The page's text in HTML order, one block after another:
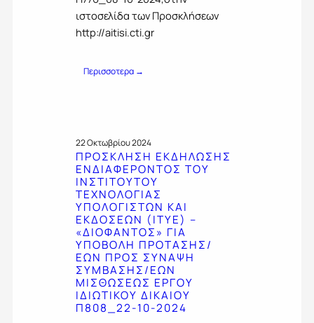
Υ
Π
Ο
Τ
Α
Σ
Η
Σ
Ε
Ω
Ν
Π
Ρ
Ο
Σ
Σ
Η
Ε
Ρ
Ο
Ν
Τ
Ο
Σ
Τ
Ο
Υ
Ν
Σ
Τ
ιστοσελίδα των Προσκλήσεων
http://aitisi.cti.gr
Περισσοτερα →
Ε
Ρ
Ω
Σ
Η
Π
Ο
Σ
Τ
Ο
Υ
Σ
Υ
22 Οκτωβρίου 2024
ΠΡΟΣΚΛΗΣΗ ΕΚΔΗΛΩΣΗΣ
ΕΝΔΙΑΦΕΡΟΝΤΟΣ ΤΟΥ
ΙΝΣΤΙΤΟΥΤΟΥ
ΤΕΧΝΟΛΟΓΙΑΣ
ΥΠΟΛΟΓΙΣΤΩΝ ΚΑΙ
ΕΚΔΟΣΕΩΝ (ITYE) –
«ΔΙΟΦΑΝΤΟΣ» ΓΙΑ
ΥΠΟΒΟΛΗ ΠΡΟΤΑΣΗΣ/
ΕΩΝ ΠΡΟΣ ΣΥΝΑΨΗ
ΣΥΜΒΑΣΗΣ/ΕΩΝ
ΜΙΣΘΩΣΕΩΣ ΕΡΓΟΥ
ΙΔΙΩΤΙΚΟΥ ΔΙΚΑΙΟΥ
Π808_22-10-2024